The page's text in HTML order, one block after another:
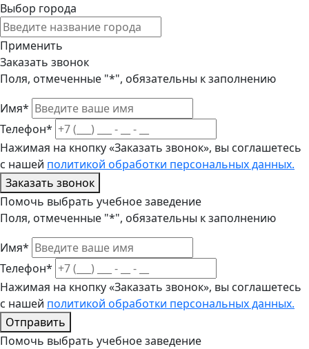
Выбор города
Применить
Заказать звонок
Поля, отмеченные "*", обязательны к заполнению
Имя*
Телефон*
Нажимая на кнопку «Заказать звонок», вы соглашетесь
с нашей политикой обработки персональных данных.
Заказать звонок
Помочь выбрать учебное заведение
Поля, отмеченные "*", обязательны к заполнению
Имя*
Телефон*
Нажимая на кнопку «Заказать звонок», вы соглашетесь
с нашей политикой обработки персональных данных.
Отправить
Помочь выбрать учебное заведение